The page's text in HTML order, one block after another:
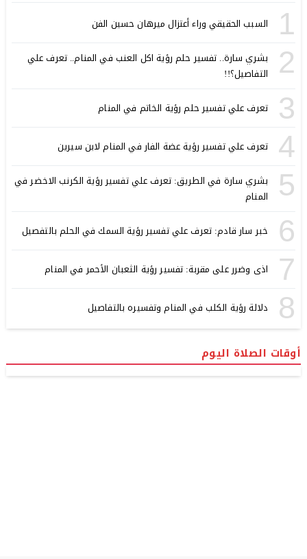
1 السبب الحقيقي وراء أعتزال ميرهان حسين الفن
2
بشري سارة.. تفسير حلم رؤية اكل العنب في المنام.. تعرف علي
التفاصيل؟!!
3 تعرف علي تفسير حلم رؤية الخاتم في المنام
4 تعرف علي تفسير رؤية عضة الفار في المنام لابن سيرين
5
بشري سارة في الطريق: تعرف علي تفسير رؤية الكرنب الاخضر في
المنام
6 خبر سار قادم: تعرف علي تفسير رؤية السمك في الحلم بالتفصيل
7 اذى وضرر على مقربة: تفسير رؤية الثعبان الأحمر في المنام
8 دلالة رؤية الكلب في المنام وتفسيره بالتفاصيل
أوقات الصلاة اليوم